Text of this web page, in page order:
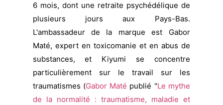
6 mois, dont une retraite psychédélique de
plusieurs jours aux Pays-Bas.
L'ambassadeur de la marque est Gabor
Maté, expert en toxicomanie et en abus de
substances, et Kiyumi se concentre
particulièrement sur le travail sur les
traumatismes (Gabor Maté publié "Le mythe
de la normalité : traumatisme, maladie et